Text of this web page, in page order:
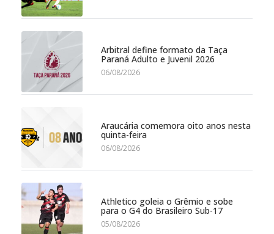
Arbitral define formato da Taça
Paraná Adulto e Juvenil 2026
06/08/2026
Araucária comemora oito anos nesta
quinta-feira
06/08/2026
Athletico goleia o Grêmio e sobe
para o G4 do Brasileiro Sub-17
05/08/2026